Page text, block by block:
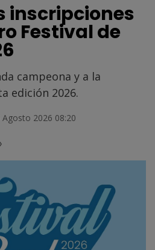
inscripciones
Festival de
campeona y a la
edición 2026.
Agosto 2026 08:20